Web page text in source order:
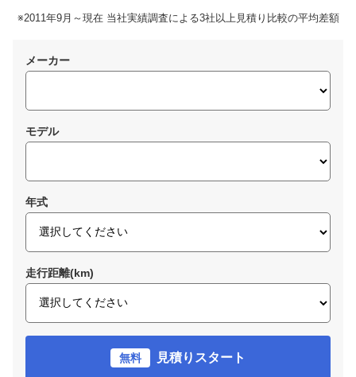
※2011年9月～現在 当社実績調査による3社以上見積り比較の平均差額
メーカー
モデル
年式
走行距離(km)
無料 見積りスタート